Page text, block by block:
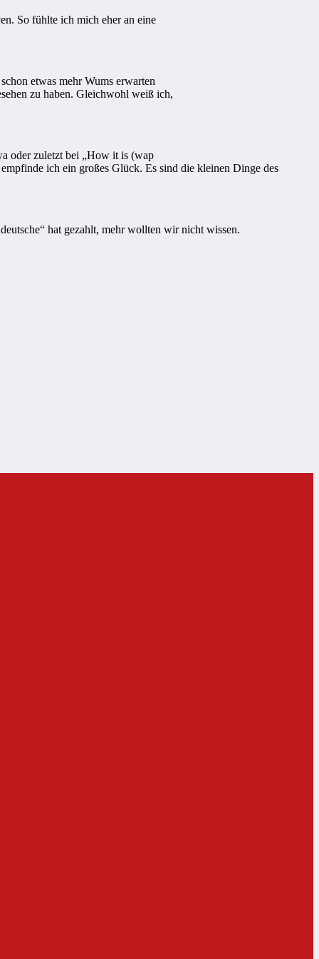
So fühlte ich mich eher an eine
etwas mehr Wums erwarten
zu haben. Gleichwohl weiß ich,
oder zuletzt bei „How it is (wap
ich ein großes Glück. Es sind die kleinen Dinge des
hat gezahlt, mehr wollten wir nicht wissen.